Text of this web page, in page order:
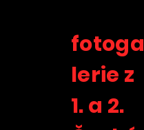
fotoga
lerie z
1. a 2.